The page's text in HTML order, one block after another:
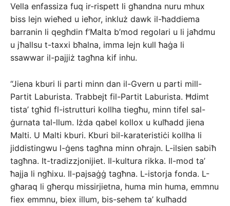
Vella enfassiza fuq ir-rispett li għandna nuru mhux
biss lejn wieħed u ieħor, inkluż dawk il-ħaddiema
barranin li qegħdin f’Malta b’mod regolari u li jaħdmu
u jħallsu t-taxxi bħalna, imma lejn kull ħaġa li
ssawwar il-pajjiż tagħna kif inhu.
“Jiena kburi li parti minn dan il-Gvern u parti mill-
Partit Laburista. Trabbejt fil-Partit Laburista. Ħdimt
tista’ tgħid fl-istrutturi kollha tiegħu, minn tifel sal-
ġurnata tal-llum. Iżda qabel kollox u kulħadd jiena
Malti. U Malti kburi. Kburi bil-karateristiċi kollha li
jiddistingwu l-ġens tagħna minn oħrajn. L-ilsien sabiħ
tagħna. It-tradizzjonijiet. Il-kultura rikka. Il-mod ta’
ħajja li ngħixu. Il-pajsaġġ tagħna. L-istorja fonda. L-
għaraq li għerqu missirjietna, huma min huma, emmnu
fiex emmnu, biex illum, bis-sehem ta’ kulħadd